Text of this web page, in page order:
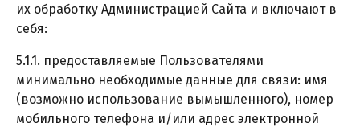
их обработку Администрацией Сайта и включают в
себя:
5.1.1. предоставляемые Пользователями
минимально необходимые данные для связи: имя
(возможно использование вымышленного), номер
мобильного телефона и/или адрес электронной